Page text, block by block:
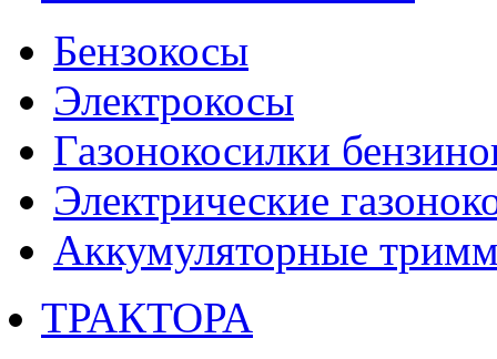
Бензокосы
Электрокосы
Газонокосилки
Электрические
Аккумуляторные
ТРАКТОРА